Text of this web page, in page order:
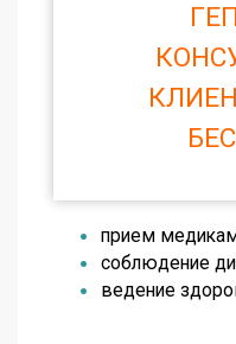
прием
соблюдение
ведение